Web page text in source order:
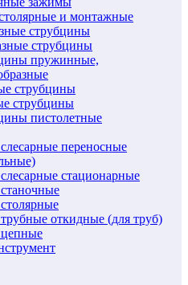
и монтажные
струбцины
струбцины
пружинные,
струбцины
струбцины
пистолетные
переносные
стационарные
откидные (для труб)